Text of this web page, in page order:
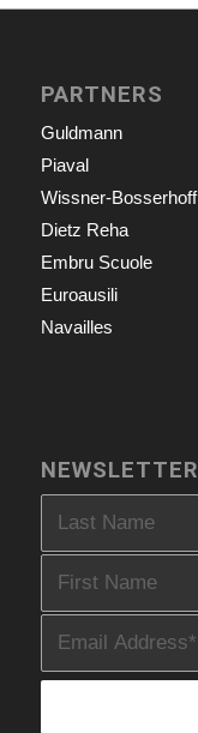
PARTNERS
Guldmann
Piaval
Wissner-Bosserhoff
Dietz Reha
Embru Scuole
Euroausili
Navailles
NEWSLETTER